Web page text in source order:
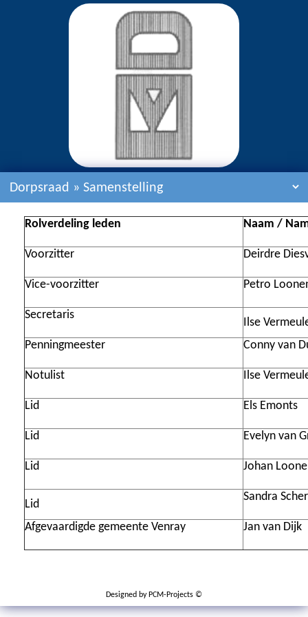
Rolverdeling leden Naam /
Voorzitter Deirdre
Vice-voorzitter Petro
Secretaris
Ilse
Penningmeester
Conny van
Notulist Ilse
Lid Els Emonts
Lid Evelyn van
Lid Johan
Lid
Sandra
Afgevaardigde gemeente Venray Jan van Dijk
Designed by PCM-Projects ©